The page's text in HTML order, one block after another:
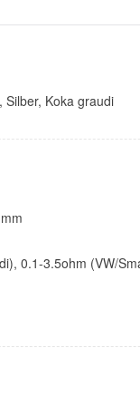
Silber, Koka graudi
0.1-3.5ohm (VW/